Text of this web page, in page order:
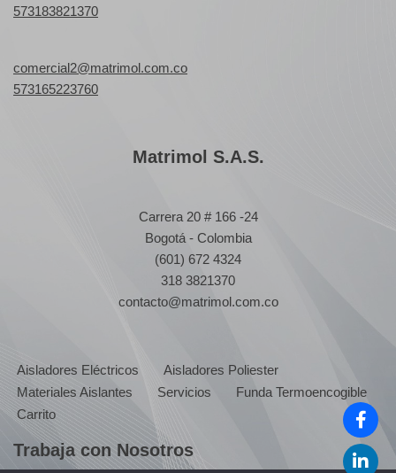
573183821370
comercial2@matrimol.com.co
573165223760
Matrimol S.A.S.
Carrera 20 # 166 -24
Bogotá - Colombia
(601) 672 4324
318 3821370
contacto@matrimol.com.co
Aisladores Eléctricos
Aisladores Poliester
Materiales Aislantes
Servicios
Funda Termoencogible
Carrito
Trabaja con Nosotros